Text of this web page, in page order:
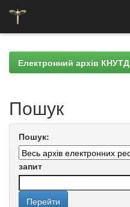
navigationЕлектронний архів КНУТД
Пошук
Пошук:
запит